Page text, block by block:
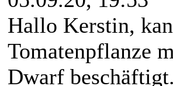
Hallo Kerstin,
Tomatenpflanze
Dwarf beschäftigt.